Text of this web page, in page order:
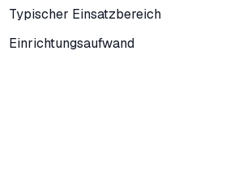
Typischer Einsatzbereich
Einrichtungsaufwand